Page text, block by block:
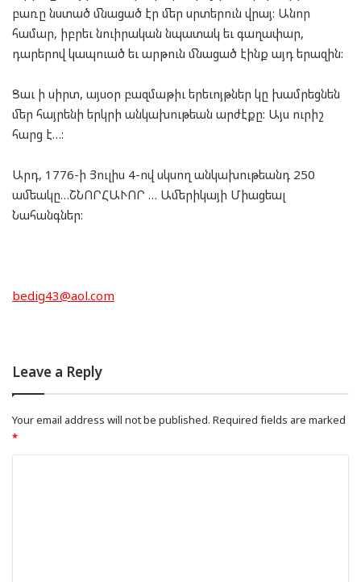
բառը նստած մնացած էր մեր սրտերուն վրայ: Անոր
համար, իբրեւ նուիրական նպատակ եւ գաղափար,
դարերով կապուած եւ արթուն մնացած էինք այդ երազին:
Ցաւ ի սիրտ, այսօր բազմաթիւ երեւոյթներ կը խամրեցնեն
մեր հայրենի երկրի անկախութեան արժէքը: Այս ուրիշ
հարց է…:
Արդ, 1776-ի Յուլիս 4-ով սկսող անկախութեանդ 250
ամեակը…ՇՆՈՐՀԱՒՈՐ … Ամերիկայի Միացեալ
Նահանգներ:
bedig43@aol.com
Leave a Reply
Your email address will not be published. Required fields are marked
*